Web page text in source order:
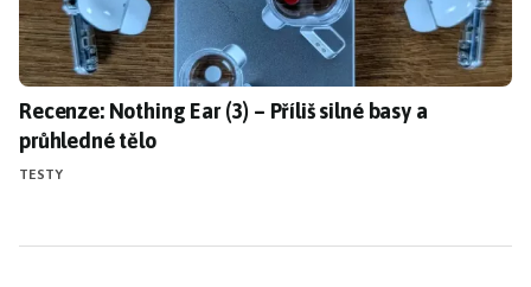
Recenze: Nothing Ear (3) – Příliš silné basy a průhledné tělo
Recenze: Nothing Ear (3) – Příliš silné basy a
průhledné tělo
TESTY